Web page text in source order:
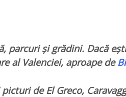
parcuri și grădini. Dacă
al Valenciei, aproape de
de El Greco,